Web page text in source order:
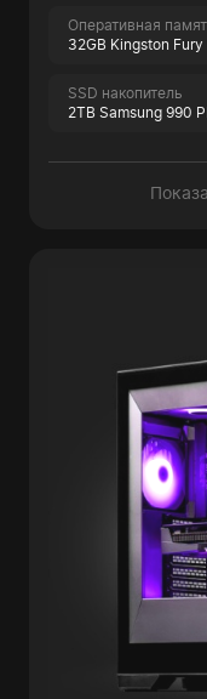
Оперативная
32GB Kingston Fury
SSD накопитель
2TB Samsung 990